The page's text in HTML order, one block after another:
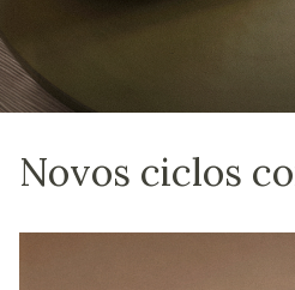
Novos ciclos